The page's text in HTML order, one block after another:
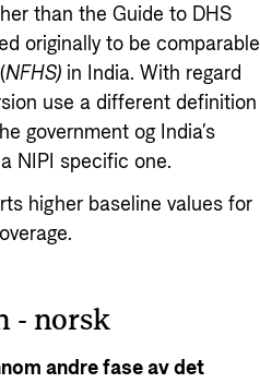
than the Guide to DHS
originally to be comparable
NFHS) in India. With regard
use a different definition
government og India’s
NIPI specific one.
higher baseline values for
- norsk
andre fase av det